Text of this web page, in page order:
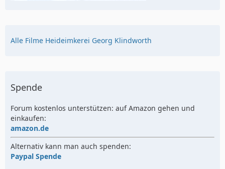
Alle Filme Heideimkerei Georg Klindworth
Spende
Forum kostenlos unterstützen: auf Amazon gehen und
einkaufen:
amazon.de
Alternativ kann man auch spenden:
Paypal Spende